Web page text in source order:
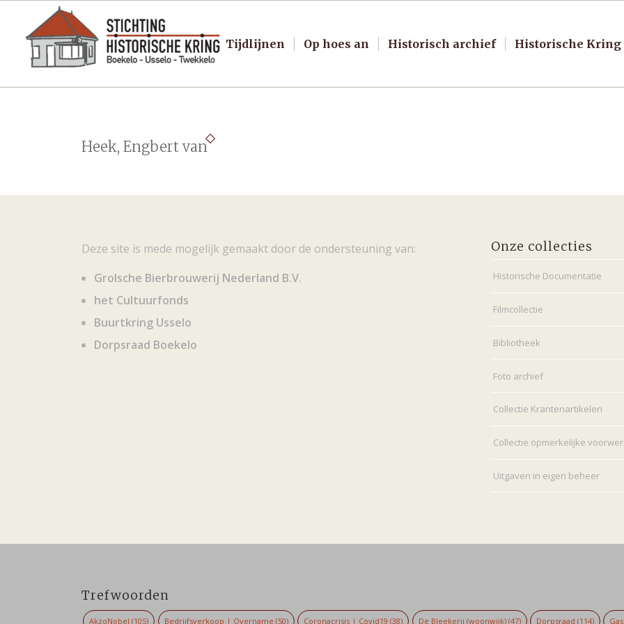
Tijdlijnen Op hoes an Historisch archief Historische Kring
Heek, Engbert van
Deze site is mede mogelijk gemaakt door de ondersteuning van:
Grolsche Bierbrouwerij Nederland B.V.
het Cultuurfonds
Buurtkring Usselo
Dorpsraad Boekelo
Onze collecties
Historische Documentatie
Filmcollectie
Bibliotheek
Foto archief
Collectie Krantenartikelen
Collectie opmerkelijke
Uitgaven in eigen beheer
Trefwoorden
AkzoNobel (105) Bedrijfsverkoop | Overname (50) Coronacrisis | Covid19 (38) De Bleekerij (woonwijk)(47) Dorpsraad (114)